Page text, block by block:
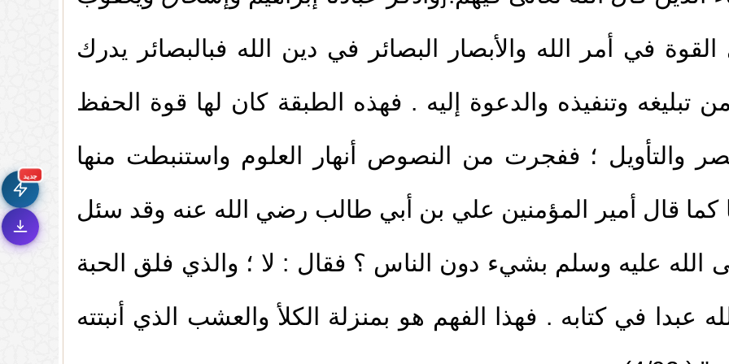
جديد
🚀 جديد الموقع!
⚡سرعة فائقة
تصميم جديد كلياً
واجهة أكثر أناقة وسهولة
تتابع كل جديد بخطوة واحدة
القوة في أمر الله والأبصار البصائر في دين الله فبالبصائر يدرك
تبليغه وتنفيذه والدعوة إليه . فهذه الطبقة كان لها قوة الحفظ
والتأويل ؛ ففجرت من النصوص أنهار العلوم واستنبطت منها
كما قال أمير المؤمنين علي بن أبي طالب رضي الله عنه وقد سئل
عليه وسلم بشيء دون الناس ؟ فقال : لا ؛ والذي فلق الحبة
عبدا في كتابه . فهذا الفهم هو بمنزلة الكلأ والعشب الذي أنبتته
عمل الصحابة دون
4. خطبة: حسن الخلق ( عدد المشاهدات78932 )
خطبة: وفاة النبي صلى الله عليه وسلم عدد المشاهدات75050 )
خطبة: بمناسبة تأخر نزول المطر عدد المشاهدات66448 )
خطبة: آفات اللسان - الغيبة ( عدد المشاهدات59437 )
خطبة: ألا بذكر الله تطمئن القلوب . ( عدد المشاهدات58303 )
عدد المشاهدات56632 )
1. محاضرة أستغفر الله
2. محاضرة الله أكبر